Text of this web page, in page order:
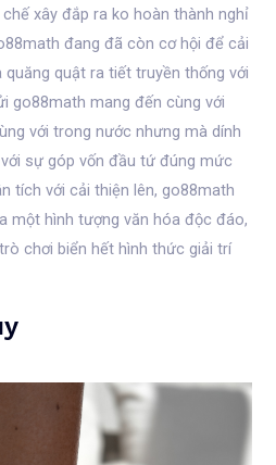
xây đắp ra ko hoàn thành nghỉ
đang đã còn cơ hội để cải
quật ra tiết truyền thống với
go88math mang đến cùng với
với trong nước nhưng mà dính
sự góp vốn đầu tứ đúng mức
tích với cải thiện lên, go88math
một hình tượng văn hóa độc đáo,
chơi biển hết hình thức giải trí